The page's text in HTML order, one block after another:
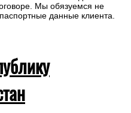
Мы обязуемся не
данные клиента.